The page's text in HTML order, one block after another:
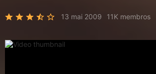
13 mai 2009 11K membros